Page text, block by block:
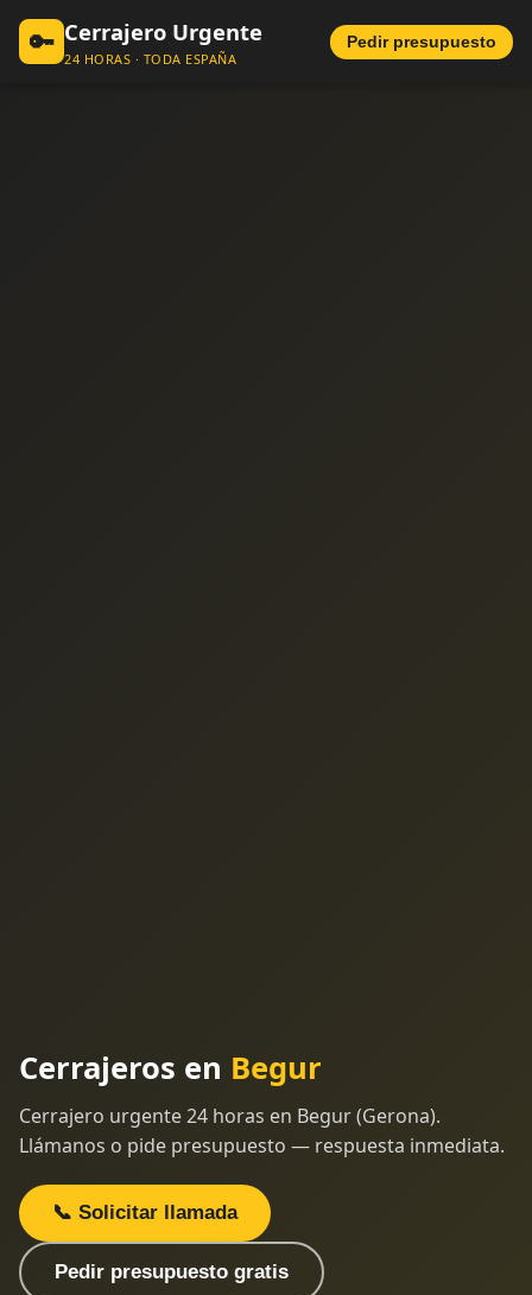
🔑 Cerrajero Urgente
24 HORAS · TODA ESPAÑA
Pedir presupuesto
Cerrajeros en Begur
Cerrajero urgente 24 horas en Begur (Gerona).
Llámanos o pide presupuesto — respuesta inmediata.
📞 Solicitar llamada
Pedir presupuesto gratis